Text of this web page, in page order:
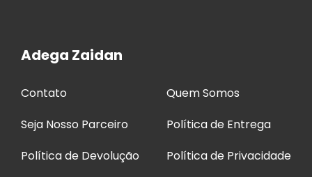
Adega Zaidan
Contato
Quem Somos
Seja Nosso Parceiro
Política de Entrega
Política de Devolução
Política de Privacidade